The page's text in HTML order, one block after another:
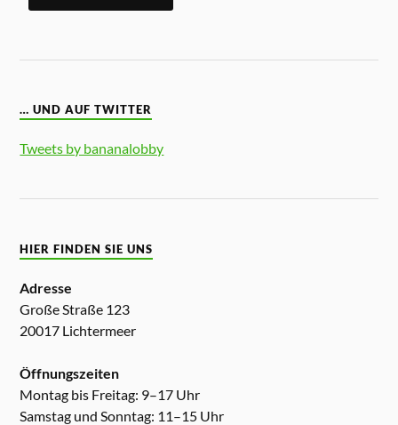
… UND AUF TWITTER
Tweets by bananalobby
HIER FINDEN SIE UNS
Adresse
Große Straße 123
20017 Lichtermeer
Öffnungszeiten
Montag bis Freitag: 9–17 Uhr
Samstag und Sonntag: 11–15 Uhr